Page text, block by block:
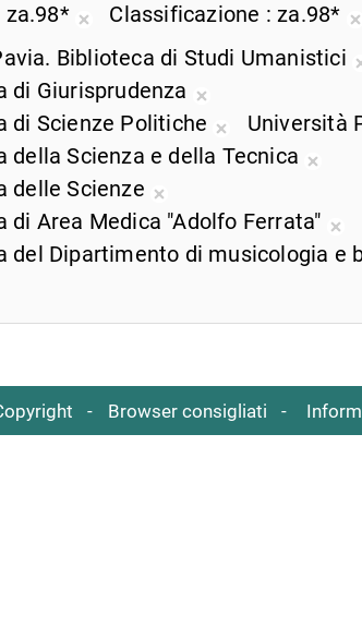
za.98*
dalla
ricerca
corrente
Classificazione
za.98*
Biblioteca di Studi Umanistici
di Giurisprudenza
Rimuovi
dalla
ricerca
di Scienze Politiche
Rimuovi
dalla
corrente
Università
della Scienza e della Tecnica
delle Scienze
Rimuovi
dalla
ricerca
di Area Medica "Adolfo Ferrata"
del Dipartimento di musicologia e
Browser consigliati